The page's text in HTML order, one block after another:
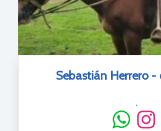
Sebastián Herrero
.